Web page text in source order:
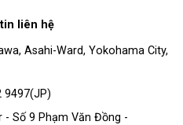
liên hệ
Asahi-Ward, Yokohama City,
9497(JP)
- Số 9 Phạm Văn Đồng -